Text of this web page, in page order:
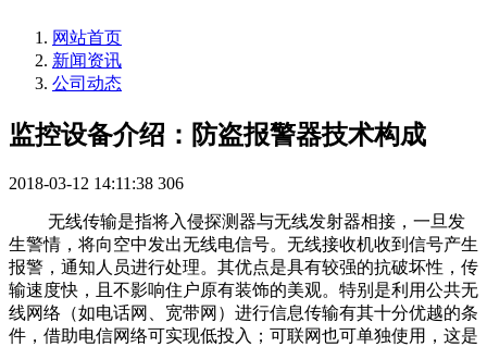
网站首页
新闻资讯
公司动态
监控设备介绍：防盗报警器技术构成
2018-03-12 14:11:38 306
无线传输是指将入侵探测器与无线发射器相接，一旦发
生警情，将向空中发出无线电信号。无线接收机收到信号产生
报警，通知人员进行处理。其优点是具有较强的抗破坏性，传
输速度快，且不影响住户原有装饰的美观。特别是利用公共无
线网络（如电话网、宽带网）进行信息传输有其十分优越的条
件，借助电信网络可实现低投入；可联网也可单独使用，这是